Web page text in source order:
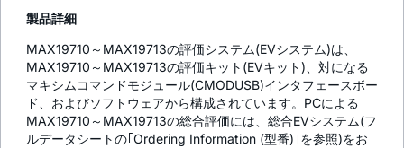
製品詳細
MAX19710～MAX19713の評価システム(EVシステム)は、
MAX19710～MAX19713の評価キット(EVキット)、対になる
マキシムコマンドモジュール(CMODUSB)インタフェースボー
ド、およびソフトウェアから構成されています。PCによる
MAX19710～MAX19713の総合評価には、総合EVシステム(フ
ルデータシートの｢Ordering Information (型番)｣を参照)をお